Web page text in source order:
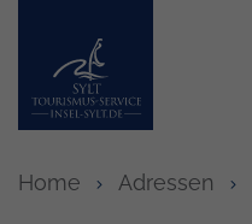
Insel Sylt
Home Adressen